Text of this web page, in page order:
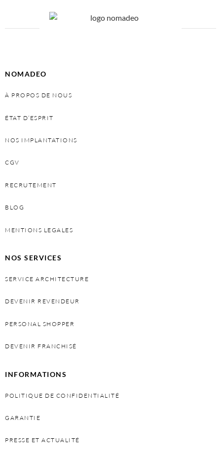
NOMADEO
À PROPOS DE NOUS
ÉTAT D’ESPRIT
NOS IMPLANTATIONS
CGV
RECRUTEMENT
BLOG
MENTIONS LEGALES
NOS SERVICES
SERVICE ARCHITECTURE
DEVENIR REVENDEUR
PERSONAL SHOPPER
DEVENIR FRANCHISÉ
INFORMATIONS
POLITIQUE DE CONFIDENTIALITÉ
GARANTIE
PRESSE ET ACTUALITÉ